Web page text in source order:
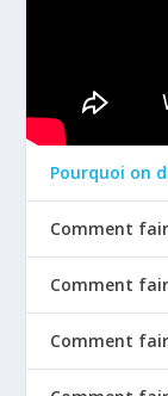
Pourquoi on
Comment
Comment
Comment